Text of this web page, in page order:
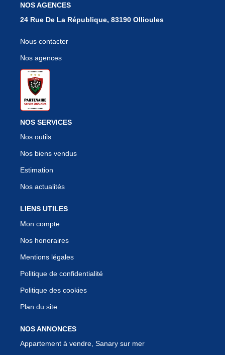
NOS AGENCES
24 Rue De La République, 83190 Ollioules
Nous contacter
Nos agences
NOS SERVICES
Nos outils
Nos biens vendus
Estimation
Nos actualités
LIENS UTILES
Mon compte
Nos honoraires
Mentions légales
Politique de confidentialité
Politique des cookies
Plan du site
NOS ANNONCES
Appartement à vendre, Sanary sur mer